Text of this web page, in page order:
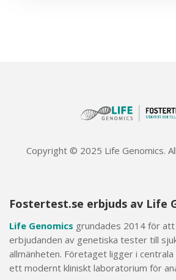
Copyright © 2025 Life Genomics.
Fostertest.se erbjuds av Life
Life Genomics grundades 2014 för att
erbjudanden av genetiska tester till
allmänheten. Företaget ligger i
ett modernt kliniskt laboratorium för